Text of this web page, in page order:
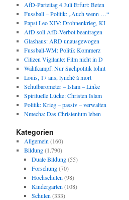
AfD-Parteitag 4.Juli Erfurt: Beten
Fussball – Politik: „Auch wenn …“
Papst Leo XIV: Drohnenkrieg, KI
AfD soll AfD-Verbot beantragen
Glashaus: ARD unausgewogen
Fussball-WM: Politik Kommerz
Citizen Vigilante: Film nicht in D
Wahlkampf: Nur Sachpolitik lohnt
Louis, 17 ans, lynché à mort
Schulbarometer – Islam – Linke
Spirituelle Lücke: Christen Islam
Politik: Krieg – passiv – verwalten
Nmecha: Das Christentum leben
Kategorien
Allgemein (160)
Bildung(1.790)
Duale Bildung(55)
Forschung(70)
Hochschulen (98)
Kindergarten (108)
Schulen (333)